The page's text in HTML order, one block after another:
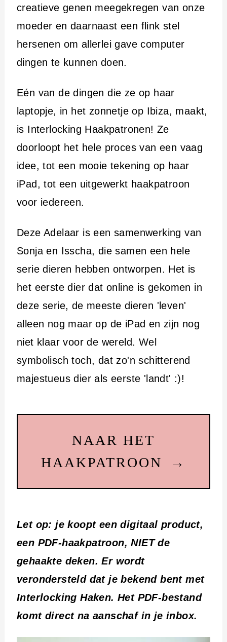
creatieve genen meegekregen van onze
moeder en daarnaast een flink stel
hersenen om allerlei gave computer
dingen te kunnen doen.
Eén van de dingen die ze op haar
laptopje, in het zonnetje op Ibiza, maakt,
is Interlocking Haakpatronen! Ze
doorloopt het hele proces van een vaag
idee, tot een mooie tekening op haar
iPad, tot een uitgewerkt haakpatroon
voor iedereen.
Deze Adelaar is een samenwerking van
Sonja en Isscha, die samen een hele
serie dieren hebben ontworpen. Het is
het eerste dier dat online is gekomen in
deze serie, de meeste dieren 'leven'
alleen nog maar op de iPad en zijn nog
niet klaar voor de wereld. Wel
symbolisch toch, dat zo'n schitterend
majestueus dier als eerste 'landt' :)!
NAAR HET
HAAKPATROON
Let op: je koopt een digitaal product,
een PDF-haakpatroon, NIET de
gehaakte deken. Er wordt
verondersteld dat je bekend bent met
Interlocking Haken. Het PDF-bestand
komt direct na aanschaf in je inbox.